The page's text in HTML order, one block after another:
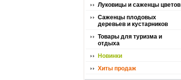
Луковицы и саженцы цветов
Саженцы плодовых
деревьев и кустарников
Товары для туризма и
отдыха
Новинки
Хиты продаж